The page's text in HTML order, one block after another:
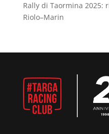
Rally di Taormina 2025:
Riolo–Marin